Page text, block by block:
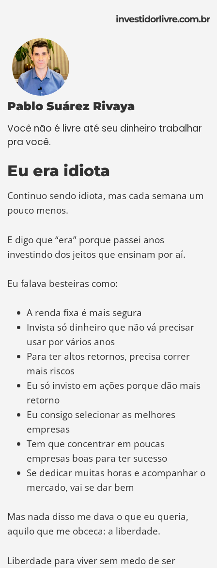
investidorlivre.com.br
Pablo Suárez Rivaya
Você não é livre até seu dinheiro trabalhar
pra você.
Eu era idiota
Continuo sendo idiota, mas cada semana um
pouco menos.
E digo que “era” porque passei anos
investindo dos jeitos que ensinam por aí.
Eu falava besteiras como:
A renda fixa é mais segura
Invista só dinheiro que não vá precisar
usar por vários anos
Para ter altos retornos, precisa correr
mais riscos
Eu só invisto em ações porque dão mais
retorno
Eu consigo selecionar as melhores
empresas
Tem que concentrar em poucas
empresas boas para ter sucesso
Se dedicar muitas horas e acompanhar o
mercado, vai se dar bem
Mas nada disso me dava o que eu queria,
aquilo que me obceca: a liberdade.
Liberdade para viver sem medo de ser